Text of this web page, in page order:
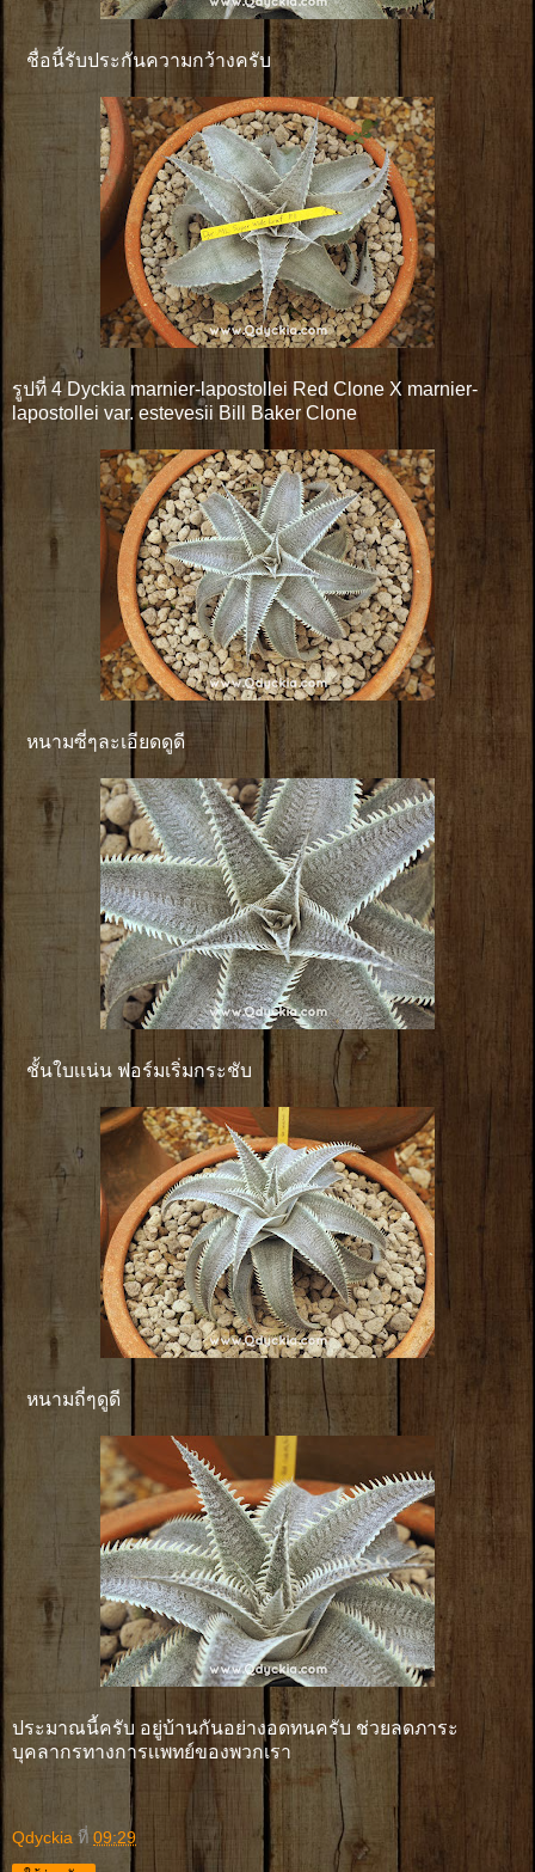
ชื่อนี้รับประกันความกว้างครับ
รูปที่ 4 Dyckia marnier-lapostollei Red Clone X marnier-
lapostollei var. estevesii Bill Baker Clone
หนามซี่ๆละเอียดดูดี
ชั้นใบเเน่น ฟอร์มเริ่มกระชับ
หนามถี่ๆดูดี
ประมาณนี้ครับ อยู่บ้านกันอย่างอดทนครับ ช่วยลดภาระ
บุคลากรทางการเเพทย์ของพวกเรา
Qdyckia ที่ 09:29